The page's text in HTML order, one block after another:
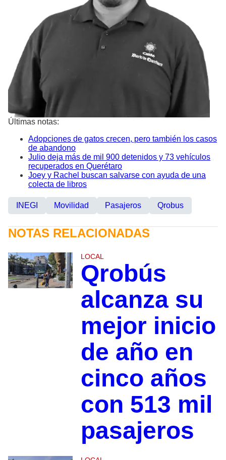
Últimas notas:
Adopciones de gatos crecen, pero también los casos
de abandono
Julio deja más de mil 900 detenidos y 73 vehículos
recuperados en Querétaro
Joey y Rachel buscan salvarse con ayuda de una
colecta de libros
INEGI Movilidad Pasajeros Qrobus
NOTAS RELACIONADAS
LOCAL
Qrobús
alcanza su
mejor inicio
de año en
cinco años
con 513 mil
pasajeros